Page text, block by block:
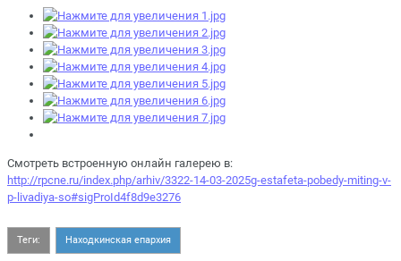
Смотреть встроенную онлайн галерею в:
http://rpcne.ru/index.php/arhiv/3322-14-03-2025g-estafeta-pobedy-miting-v-
p-livadiya-so#sigProId4f8d9e3276
Теги: Находкинская епархия